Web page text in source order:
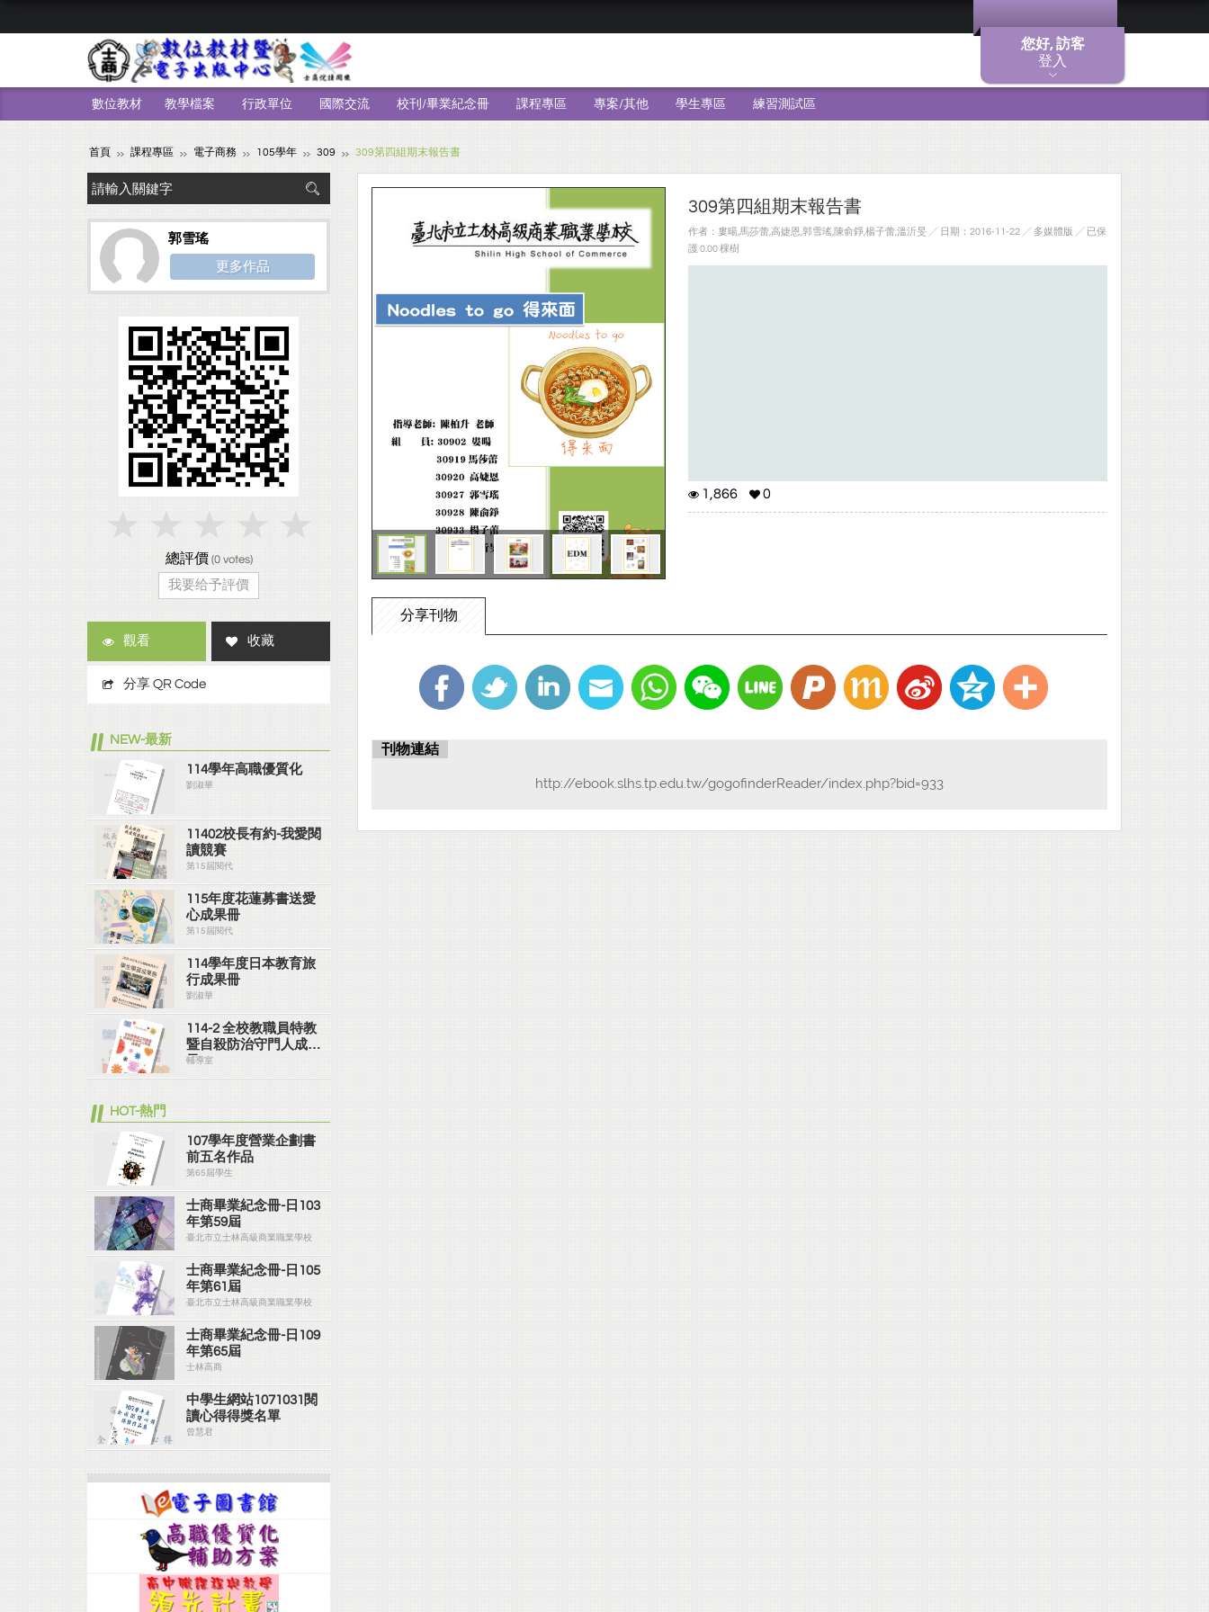
您好, 訪客
登入
數位教材 教學檔案 行政單位 國際交流 校刊/畢業紀念冊 課程專區 專案/其他 學生專區 練習測試區
首頁 課程專區 電子商務 105學年 309 309第四組期末報告書
309第四組期末報告書
作者：婁暘,馬莎蕾,高婕恩,郭雪瑤,陳俞錚,楊子蕾,溫沂旻 ╱ 日期：2016-11-22 ╱ 多媒體版 ╱ 已保
護 0.00 棵樹
1,866 0
分享刊物
刊物連結
http://ebook.slhs.tp.edu.tw/gogofinderReader/index.php?bid=933
郭雪瑤
更多作品
總評價 (0votes)
我要给予評價
觀看 收藏
分享 QR Code
NEW-最新
114學年高職優質化
劉淑華
11402校長有約-我愛閱
讀競賽
第15屆閱代
115年度花蓮募書送愛
心成果冊
第15屆閱代
114學年度日本教育旅
行成果冊
劉淑華
114-2 全校教職員特教
暨自殺防治守門人成果
冊
輔導室
HOT-熱門
107學年度營業企劃書
前五名作品
第65屆學生
士商畢業紀念冊-日103
年第59屆
臺北市立士林高級商業職業學校
士商畢業紀念冊-日105
年第61屆
臺北市立士林高級商業職業學校
士商畢業紀念冊-日109
年第65屆
士林高商
中學生網站1071031閱
讀心得得獎名單
曾慧君